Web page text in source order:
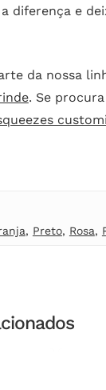
diferença e
da nossa
. Se
, Preto, Rosa,